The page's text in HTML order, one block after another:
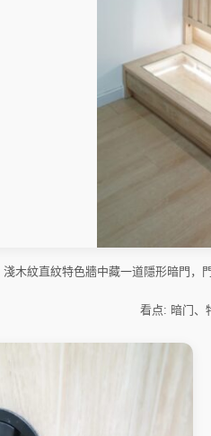
淺木紋直紋特色牆中藏一道隱形暗門，
看点: 暗门、